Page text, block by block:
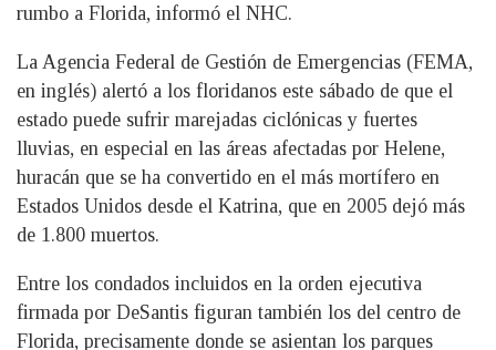
rumbo a Florida, informó el NHC.
La Agencia Federal de Gestión de Emergencias (FEMA,
en inglés) alertó a los floridanos este sábado de que el
estado puede sufrir marejadas ciclónicas y fuertes
lluvias, en especial en las áreas afectadas por Helene,
huracán que se ha convertido en el más mortífero en
Estados Unidos desde el Katrina, que en 2005 dejó más
de 1.800 muertos.
Entre los condados incluidos en la orden ejecutiva
firmada por DeSantis figuran también los del centro de
Florida, precisamente donde se asientan los parques